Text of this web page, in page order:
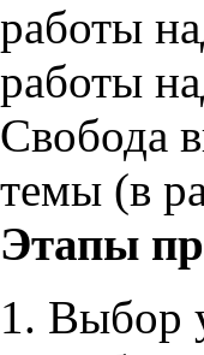
работы
работы
Свобода
темы (в
Этапы
Выбор